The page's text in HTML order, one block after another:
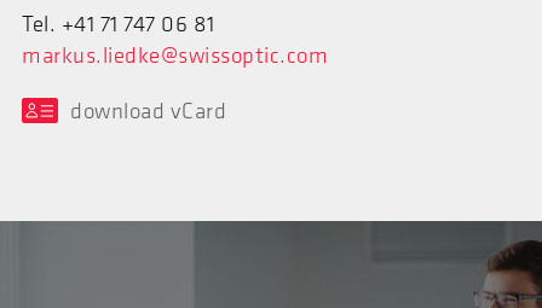
Tel. +41 71 747 06 81
markus.liedke@swissoptic.com
download vCard